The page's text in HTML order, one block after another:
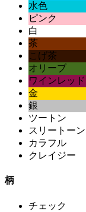
水色
ピンク
白
茶
こげ茶
オリーブ
ワインレッド
金
銀
ツートン
スリートーン
カラフル
クレイジー
柄
チェック